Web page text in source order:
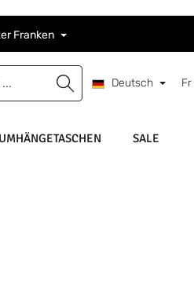
Franken
Deutsch Fr
UMHÄNGETASCHEN SALE